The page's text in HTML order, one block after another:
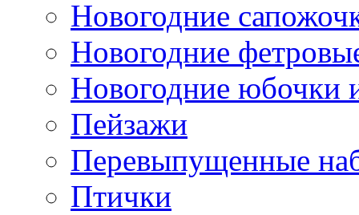
Новогодние
Новогодние
Новогодние юбочки
Пейзажи
Перевыпущенные
Птички